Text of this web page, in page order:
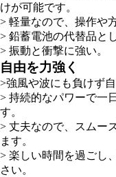
けが可能です。
> 軽量なので、操作や
> 鉛蓄電池の代替品と
> 振動と衝撃に強い。
自由を力強く
>強風や波にも負けず
> 持続的なパワーで一
す。
> 丈夫なので、スムー
ます。
> 楽しい時間を過ごし
さい。